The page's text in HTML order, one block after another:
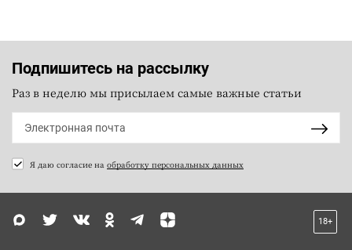
Подпишитесь на рассылку
Раз в неделю мы присылаем самые важные статьи
Я даю согласие на обработку персональных данных
18+